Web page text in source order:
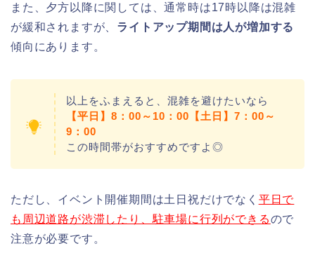
また、夕方以降に関しては、通常時は17時以降は混雑
が緩和されますが、 ライトアップ期間は人が増加する
傾向にあります。
以上をふまえると、混雑を避けたいなら
【平日】8：00～10：00【土日】7：00～
9：00
この時間帯がおすすめですよ◎
ただし、イベント開催期間は土日祝だけでなく 平日で
も周辺道路が渋滞したり、駐車場に行列ができるので
注意が必要です。